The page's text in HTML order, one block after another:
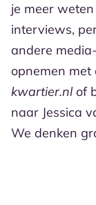
je meer
interviews,
andere
opnemen met
kwartier.nlof
naar Jessica
We denken